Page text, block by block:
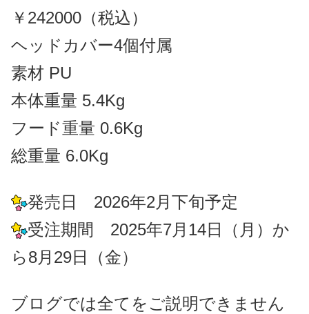
￥242000（税込）
ヘッドカバー4個付属
素材 PU
本体重量 5.4Kg
フード重量 0.6Kg
総重量 6.0Kg
発売日 2026年2月下旬予定
受注期間 2025年7月14日（月）か
ら8月29日（金）
ブログでは全てをご説明できません